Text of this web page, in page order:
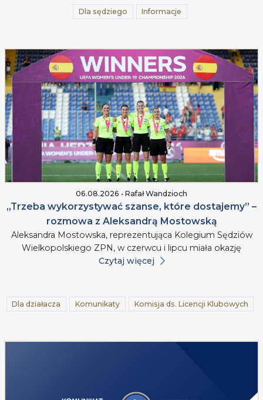
Dla sędziego Informacje
06.08.2026 • Rafał Wandzioch
„Trzeba wykorzystywać szanse, które dostajemy” –
rozmowa z Aleksandrą Mostowską
Aleksandra Mostowska, reprezentująca Kolegium Sędziów
Wielkopolskiego ZPN, w czerwcu i lipcu miała okazję
Czytaj więcej
Dla działacza Komunikaty Komisja ds. Licencji Klubowych